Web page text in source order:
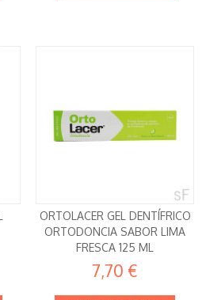
ORTOLACER GEL DENTÍFRICO
ORTODONCIA SABOR LIMA
FRESCA 125 ML
7,70 €